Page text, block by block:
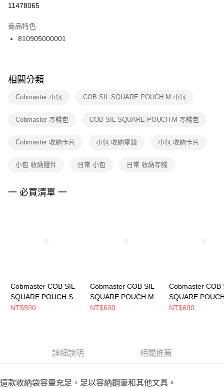
１．於結帳方式選擇「AFTEE先享後付」後，將跳轉至「AFTEE先享後付」
２．訂單成立數日內，您將收到繳費通知簡訊。
３．收到繳費通知簡訊後14天內，點擊此簡訊中的連結，可透過四大超商／
ATM／網路銀行／等多元方式進行付款，方視為交易完成。
※ 交易是否成功請以「AFTEE先享後付 」之結帳頁面顯示為準，若有關於
是否繳費成功／繳費後需取消欲退款等相關疑問，請聯繫「AFTEE先享後付
客戶支援中心」https://netprotections.freshdesk.com/support/home
１．透過由恩沛科技股份有限公司提供之「AFTEE先享後付」服務完成之交
權轉讓予恩沛科技股份有限公司。
３．未成年的使用者請事先徵得法定代理人或監護人之同意方可使用
４．使用「AFTEE先享後付」時，將依據個別帳號之用戶狀況，依本公司即
每筆NT$100，滿NT$1,500(含以上)免運費
付款後門市自取
每筆NT$100，滿NT$1,500(含以上)免運費
11478065
商品特色
810905000001
相關分類
Cobmaster 小包 COB SIL SQUARE POUCH M 小包
Cobmaster 零錢包 COB SIL SQUARE POUCH M 零錢包
Cobmaster 收納卡片 小包 收納零錢 小包 收納卡片
小包 收納證件 日常 小包 日常 收納零錢
一 必買清單 一
Cobmaster COB SIL
SQUARE POUCH S
小包 White
NT$590
Cobmaster COB SIL
SQUARE POUCH M
小包 Black
NT$690
Cobmaster COB
SQUARE
小包 Yellow
NT$690
詳細說明 相關推薦
這款收納袋容量充足，足以容納鋼筆和其他文具。